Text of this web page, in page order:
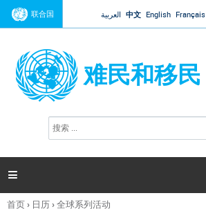
Jump to navigation
联合国 العربية 中文 English Français
难民和移民
搜
索

首页› 日历›全球系列活动